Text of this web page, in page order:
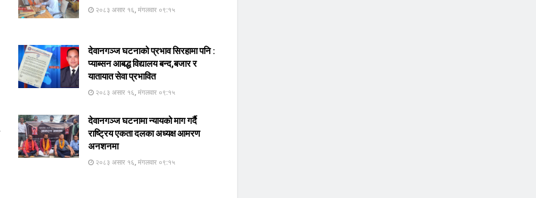
२०८३ असार १६, मंगलवार ०९:१५
देवानगञ्ज घटनाको प्रभाव सिरहामा पनि :
प्याब्सन आबद्ध विद्यालय बन्द,बजार र
यातायात सेवा प्रभावित
२०८३ असार १६, मंगलवार ०९:१५
देवानगञ्ज घटनामा न्यायको माग गर्दै
राष्ट्रिय एकता दलका अध्यक्ष आमरण
अनशनमा
२०८३ असार १६, मंगलवार ०९:१५